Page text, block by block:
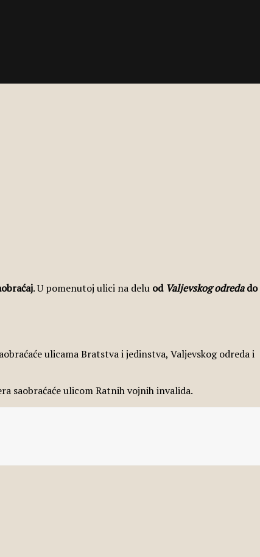
. U pomenutoj ulici na delu od Valjevskog odredado
ulicama Bratstva i jedinstva, Valjevskog odreda i
saobraćaće ulicom Ratnih vojnih invalida.